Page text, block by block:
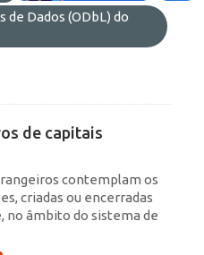
de Dados (ODbL) do
de capitais
contemplam os
criadas ou encerradas
no âmbito do sistema de